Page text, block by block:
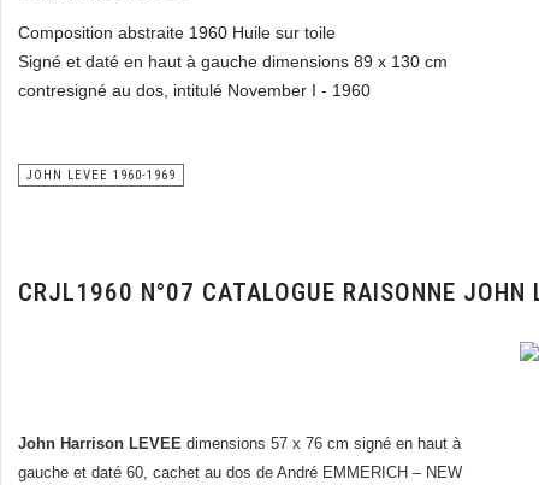
Composition abstraite 1960 Huile sur toile
Signé et daté en haut à gauche dimensions 89 x 130 cm
contresigné au dos, intitulé November I - 1960
JOHN LEVEE 1960-1969
CRJL1960 N°07 CATALOGUE RAISONNE JOHN
John Harrison LEVEE dimensions 57 x 76 cm signé en haut à
gauche et daté 60, cachet au dos de André EMMERICH – NEW